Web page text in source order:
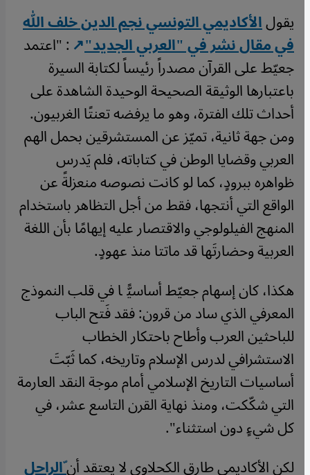
يقولالأكاديمي التونسي نجم الدين خلف الله
في مقال نشر في "العربي الجديد" : "اعتمد
جعيّط على القرآن مصدراً رئيساً لكتابة السيرة
باعتبارها الوثيقة الصحيحة الوحيدة الشاهدة على
أحداث تلك الفترة، وهو ما يرفضه تعنتًا الغربيون.
ومن جهة ثانية، تميّز عن المستشرقين بحمل الهم
العربي وقضايا الوطن في كتاباته، فلم يَدرس
ظواهره ببرودٍ، كما لو كانت نصوصه منعزلةً عن
الواقع التي أنتجها، فقط من أجل التظاهر باستخدام
المنهج الفيلولوجي والاقتصار عليه إيهامًا بأن اللغة
العربية وحضارتَها قد ماتتا منذ عهودٍ.
هكذا، كان إسهام جعيّط أساسيًّا في قلب النموذج
المعرفي الذي ساد من قرون: فقد فَتح الباب
للباحثين العرب وأطاح باحتكار الخطاب
الاستشرافي لدرس الإسلام وتاريخه، كما ثَبّتَ
أساسيات التاريخ الإسلامي أمام موجة النقد العارمة
التي شكّكت، ومنذ نهاية القرن التاسع عشر، في
كل شيءٍ دون استثناء".
لكن الأكاديمي طارق الكحلاوي لا يعتقد أنّالراحل